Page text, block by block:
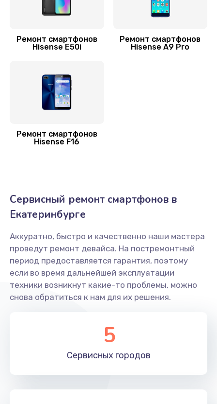
Замена корпуса
Замена разъема питания
Замена шлейфа
Ремонт камеры
Заказать
Ремонт корпусных элементов
800 руб.
750 руб.
Ремонт микрофона
550 руб.
Ремонт смартфонов
Hisense E50i
Ремонт смартфонов
Hisense A9 Pro
Ремонт смартфонов
Hisense F16
Сервисный ремонт смартфонов в
Екатеринбурге
Аккуратно, быстро и качественно наши мастера
проведут ремонт девайса. На постремонтный
период предоставляется гарантия, поэтому
если во время дальнейшей эксплуатации
техники возникнут какие-то проблемы, можно
снова обратиться к нам для их решения.
5
Сервисных городов